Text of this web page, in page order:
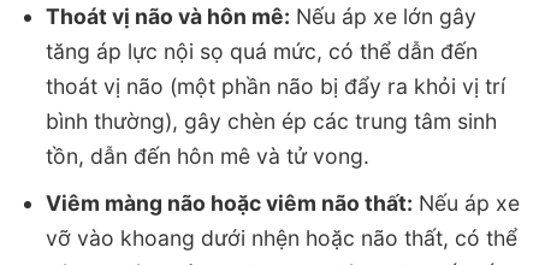
Thoát vị não và hôn mê: Nếu áp xe lớn gây
tăng áp lực nội sọ quá mức, có thể dẫn đến
thoát vị não (một phần não bị đẩy ra khỏi vị trí
bình thường), gây chèn ép các trung tâm sinh
tồn, dẫn đến hôn mê và tử vong.
Viêm màng não hoặc viêm não thất: Nếu áp xe
vỡ vào khoang dưới nhện hoặc não thất, có thể